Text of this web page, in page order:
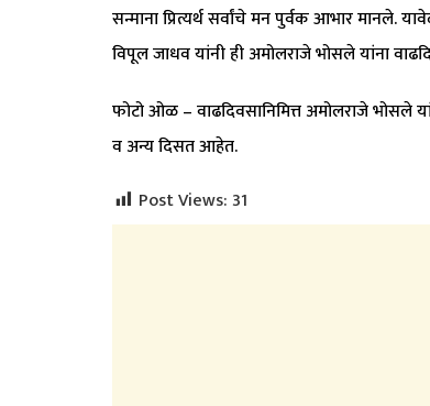
सन्माना प्रित्यर्थ सर्वांचे मन पुर्वक आभार मानले.
विपूल जाधव यांनी ही अमोलराजे भोसले यांना
फोटो ओळ – वाढदिवसानिमित्त अमोलराजे भोसले
व अन्य दिसत आहेत.
Post Views:31